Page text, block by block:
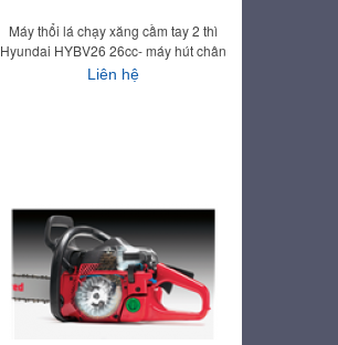
Máy thổi lá chạy xăng cầm tay 2 thì
Hyundai HYBV26 26cc- máy hút chân
không
Liên hệ